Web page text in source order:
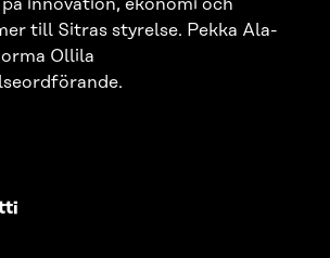
innovation, ekonomi och
till Sitras styrelse. Pekka Ala-
Ollila